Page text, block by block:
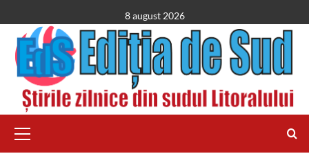
to
content
8 august 2026
Menu